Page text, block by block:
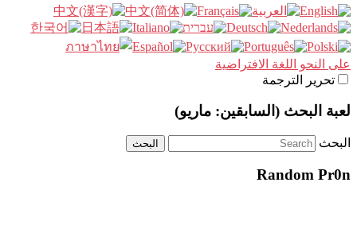
على النحو اللغة الافتراضية
تحرير الترجمة
لعبة البحث (السابقين: ماريو)
البحث
Random Pr0n